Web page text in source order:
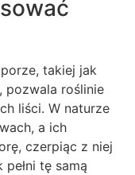
takiej jak
pozwala roślinie
liści. W naturze
a ich
czerpiąc z niej
tę samą